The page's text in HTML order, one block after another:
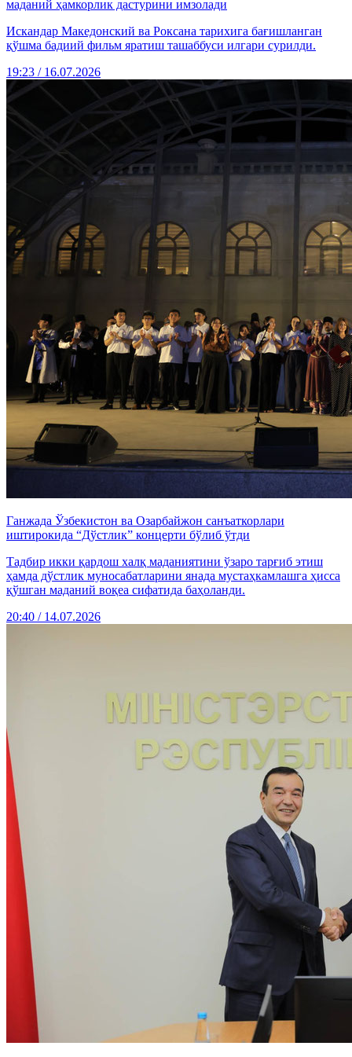
маданий ҳамкорлик дастурини имзолади
Искандар Македонский ва Роксана тарихига бағишланган
қўшма бадиий фильм яратиш ташаббуси илгари сурилди.
19:23 / 16.07.2026
Ганжада Ўзбекистон ва Озарбайжон санъаткорлари
иштирокида “Дўстлик” концерти бўлиб ўтди
Тадбир икки қардош халқ маданиятини ўзаро тарғиб этиш
ҳамда дўстлик муносабатларини янада мустаҳкамлашга ҳисса
қўшган маданий воқеа сифатида баҳоланди.
20:40 / 14.07.2026